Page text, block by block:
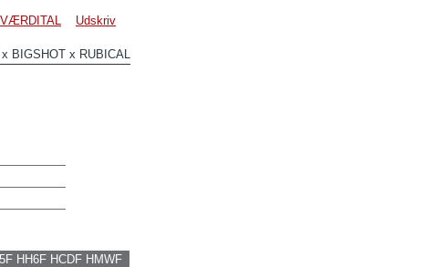
Udskriv
BIGSHOT x RUBICAL
HH6F HCDF HMWF